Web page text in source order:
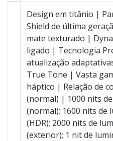
Design em titânio |
Shield de última
mate texturado |
ligado | Tecnologia
atualização
True Tone | Vasta
háptico | Relação de
(normal) | 1000 nits
(normal); 1600 nits de
(HDR); 2000 nits de
(exterior); 1 nit de